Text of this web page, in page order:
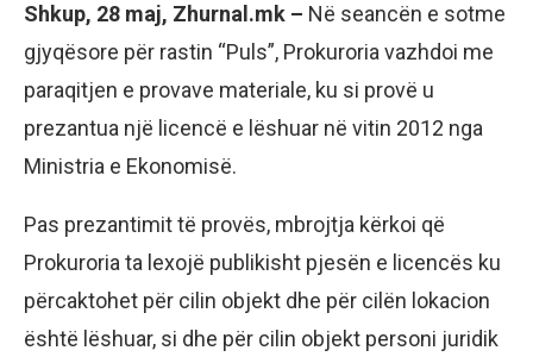
Shkup, 28 maj, Zhurnal.mk – Në seancën e sotme
gjyqësore për rastin “Puls”, Prokuroria vazhdoi me
paraqitjen e provave materiale, ku si provë u
prezantua një licencë e lëshuar në vitin 2012 nga
Ministria e Ekonomisë.
Pas prezantimit të provës, mbrojtja kërkoi që
Prokuroria ta lexojë publikisht pjesën e licencës ku
përcaktohet për cilin objekt dhe për cilën lokacion
është lëshuar, si dhe për cilin objekt personi juridik